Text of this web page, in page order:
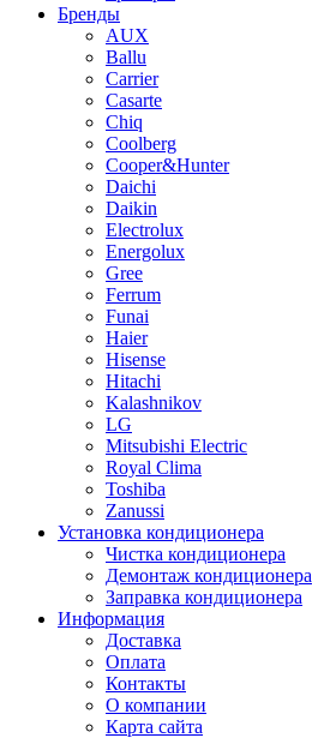
Бренды
AUX
Ballu
Carrier
Casarte
Chiq
Coolberg
Cooper&Hunter
Daichi
Daikin
Electrolux
Energolux
Gree
Ferrum
Funai
Haier
Hisense
Hitachi
Kalashnikov
LG
Mitsubishi Electric
Royal Clima
Toshiba
Zanussi
Установка кондиционера
Чистка кондиционера
Демонтаж кондиционера
Заправка кондиционера
Информация
Доставка
Оплата
Контакты
О компании
Карта сайта